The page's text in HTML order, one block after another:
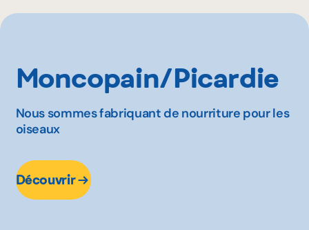
Moncopain/Picardie
Nous sommes fabriquant de nourriture pour les
oiseaux
Découvrir